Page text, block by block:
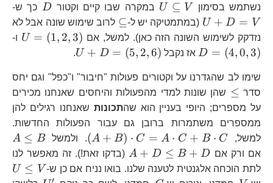
נשתמש בסימון
U\subseteq
V
U ⊆ V במקרה שבו קיים וקטור D
D כך ש-
U + D = V (במתמטיקה יש ל-
\subseteq
⊆ לרוב שימוש שונה אבל לא
נזדקק לשימוש השונה הזה כאן). למשל, אם
U = (1, 2,3) ו-
D = (4,0,3) אז נקבל U + D = (5, 2,6)
.
שימו לב שהגדרנו על וקטורים פעולות "חיבור" ו"כפל" וגם יחס
סדר
\le ≤ שהן שונות למדי מהפעולות והיחסים שאנחנו מכירים
על מספרים; היופי בעניין הוא שהתכונות שאנחנו רגילים להן
ממספרים משתמרות ברובן גם עבור הפעולות החדשות.
למשל,
C=A\cdot
C
(A + B) ⋅ C = A ⋅ C + B ⋅ C . ולמשל A ≤ B
אם ורק אם
A+D\le
B+D
A + D ≤ B + D
(בדקו זאת!). זה מאפשר לנו
לתת הוכחה אלגנטית לטענה שלנו. בואו נניח אם כן ש-
U ≤ V
′